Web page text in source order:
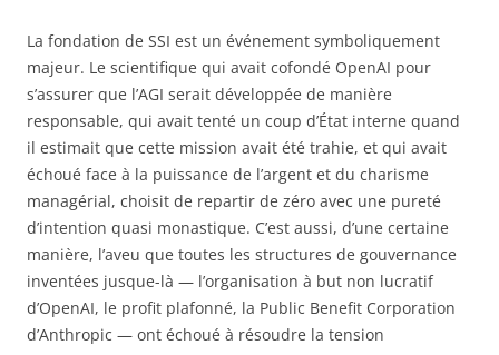
La fondation de SSI est un événement symboliquement
majeur. Le scientifique qui avait cofondé OpenAI pour
s’assurer que l’AGI serait développée de manière
responsable, qui avait tenté un coup d’État interne quand
il estimait que cette mission avait été trahie, et qui avait
échoué face à la puissance de l’argent et du charisme
managérial, choisit de repartir de zéro avec une pureté
d’intention quasi monastique. C’est aussi, d’une certaine
manière, l’aveu que toutes les structures de gouvernance
inventées jusque-là — l’organisation à but non lucratif
d’OpenAI, le profit plafonné, la Public Benefit Corporation
d’Anthropic — ont échoué à résoudre la tension